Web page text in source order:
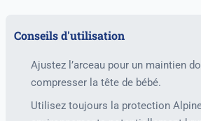
Conseils d'utilisation
Ajustez l’arceau pour un maintien
compresser la tête de bébé.
Utilisez toujours la protection